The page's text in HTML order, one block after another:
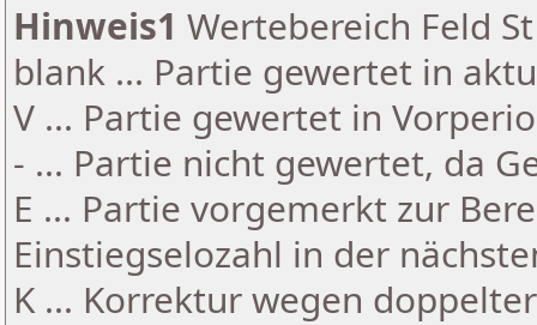
Hinweis1 Wertebereich Feld
blank ... Partie gewertet in
V ... Partie gewertet in
- ... Partie nicht gewertet, da
E ... Partie vorgemerkt zur
Einstiegselozahl in der
K ... Korrektur wegen